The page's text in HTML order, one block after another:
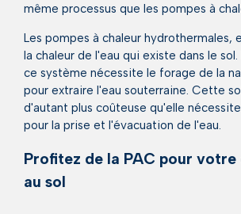
même processus que les pompes à
Les pompes à chaleur hydrothermales,
la chaleur de l'eau qui existe dans le
ce système nécessite le forage de la
pour extraire l'eau souterraine. Cette
d'autant plus coûteuse qu'elle
pour la prise et l'évacuation de l'eau.
Profitez de la PAC pour
au sol